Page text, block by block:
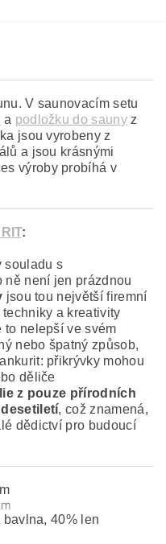
V saunovacím setu
a podložku do sauny z
jsou vyrobeny z
a jsou krásnými
výroby probíhá v
:
souladu s
ně není jen prázdnou
jsou tou největší firemní
a kreativity
to nelepší ve svém
nebo špatný způsob,
přikrývky mohou
děliče
z pouze přírodních
, což znamená,
dědictví pro budoucí
40% len